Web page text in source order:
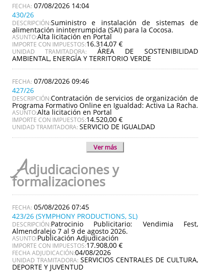
07/08/2026 14:04
430/26
DESCRIPCIÓN:Suministro e instalación de sistemas de
alimentación ininterrumpida (SAI) para la Cocosa.
ASUNTO:Alta licitación en Portal
IMPORTE CON IMPUESTOS:16.314,07 €
UNIDAD TRAMITADORA: ÁREA DE SOSTENIBILIDAD
AMBIENTAL, ENERGÍA Y TERRITORIO VERDE
07/08/2026 09:46
427/26
DESCRIPCIÓN:Contratación de servicios de organización de
Programa Formativo Online en Igualdad: Activa La Racha.
ASUNTO:Alta licitación en Portal
IMPORTE CON IMPUESTOS:14.520,00 €
UNIDAD TRAMITADORA: SERVICIO DE IGUALDAD
Ver más
Adjudicaciones y
formalizaciones
05/08/2026 07:45
423/26 (SYMPHONY PRODUCTIONS, SL)
DESCRIPCIÓN:Patrocinio Publicitario: Vendimia Fest,
Almendralejo 7 al 9 de agosto 2026.
ASUNTO:Publicación Adjudicación
IMPORTE CON IMPUESTOS:17.908,00 €
FECHA ADJUDICACIÓN:04/08/2026
UNIDAD TRAMITADORA: SERVICIOS CENTRALES DE CULTURA,
DEPORTE Y JUVENTUD